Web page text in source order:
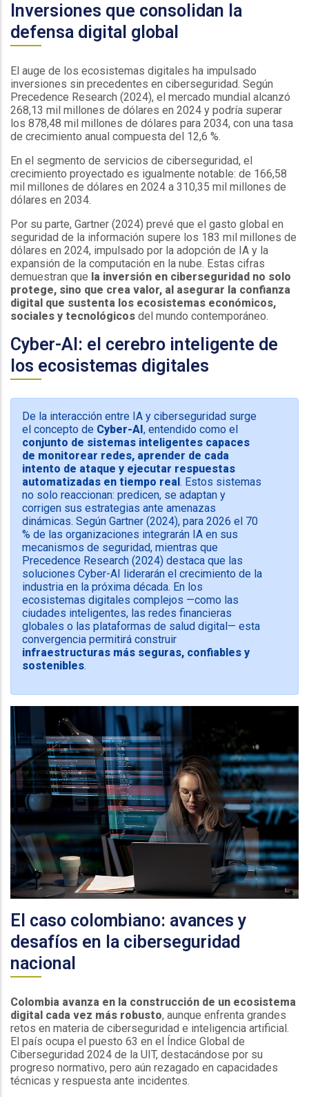
Inversiones que consolidan la
defensa digital global
El auge de los ecosistemas digitales ha impulsado
inversiones sin precedentes en ciberseguridad. Según
Precedence Research (2024), el mercado mundial alcanzó
268,13 mil millones de dólares en 2024 y podría superar
los 878,48 mil millones de dólares para 2034, con una tasa
de crecimiento anual compuesta del 12,6 %.
En el segmento de servicios de ciberseguridad, el
crecimiento proyectado es igualmente notable: de 166,58
mil millones de dólares en 2024 a 310,35 mil millones de
dólares en 2034.
Por su parte, Gartner (2024) prevé que el gasto global en
seguridad de la información supere los 183 mil millones de
dólares en 2024, impulsado por la adopción de IA y la
expansión de la computación en la nube. Estas cifras
demuestran que la inversión en ciberseguridad no solo
protege, sino que crea valor, al asegurar la confianza
digital que sustenta los ecosistemas económicos,
sociales y tecnológicos del mundo contemporáneo.
Cyber-AI: el cerebro inteligente de
los ecosistemas digitales
De la interacción entre IA y ciberseguridad surge
el concepto de Cyber-AI , entendido como el
conjunto de sistemas inteligentes capaces
de monitorear redes, aprender de cada
intento de ataque y ejecutar respuestas
automatizadas en tiempo real . Estos sistemas
no solo reaccionan: predicen, se adaptan y
corrigen sus estrategias ante amenazas
dinámicas. Según Gartner (2024), para 2026 el 70
% de las organizaciones integrarán IA en sus
mecanismos de seguridad, mientras que
Precedence Research (2024) destaca que las
soluciones Cyber-AI liderarán el crecimiento de la
industria en la próxima década. En los
ecosistemas digitales complejos —como las
ciudades inteligentes, las redes financieras
globales o las plataformas de salud digital— esta
convergencia permitirá construir
infraestructuras más seguras, confiables y
sostenibles.
El caso colombiano: avances y
desafíos en la ciberseguridad
nacional
Colombia avanza en la construcción de un ecosistema
digital cada vez más robusto, aunque enfrenta grandes
retos en materia de ciberseguridad e inteligencia artificial.
El país ocupa el puesto 63 en el Índice Global de
Ciberseguridad 2024 de la UIT, destacándose por su
progreso normativo, pero aún rezagado en capacidades
técnicas y respuesta ante incidentes.